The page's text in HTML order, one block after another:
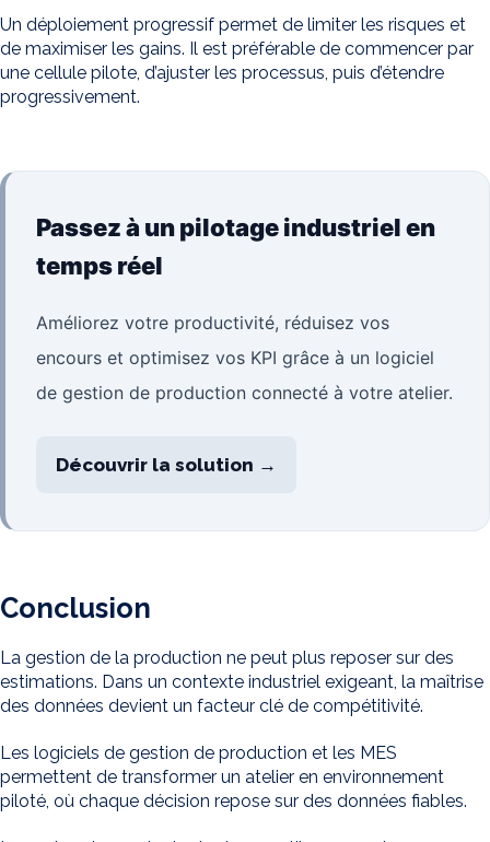
Un déploiement progressif permet de limiter les risques et
de maximiser les gains. Il est préférable de commencer par
une cellule pilote, d’ajuster les processus, puis d’étendre
progressivement.
Passez à un pilotage industriel en
temps réel
Améliorez votre productivité, réduisez vos
encours et optimisez vos KPI grâce à un logiciel
de gestion de production connecté à votre atelier.
Découvrir la solution →
Conclusion
La gestion de la production ne peut plus reposer sur des
estimations. Dans un contexte industriel exigeant, la maîtrise
des données devient un facteur clé de compétitivité.
Les logiciels de gestion de production et les MES
permettent de transformer un atelier en environnement
piloté, où chaque décision repose sur des données fiables.